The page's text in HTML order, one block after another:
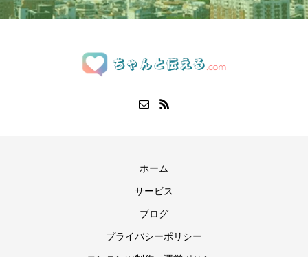
ホーム
サービス
ブログ
プライバシーポリシー